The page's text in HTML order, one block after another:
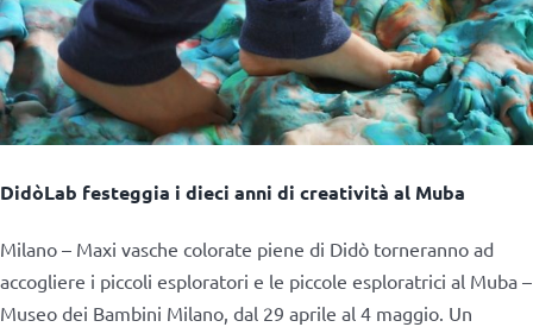
DidòLab festeggia i dieci anni di creatività al Muba
Milano – Maxi vasche colorate piene di Didò torneranno ad
accogliere i piccoli esploratori e le piccole esploratrici al Muba –
Museo dei Bambini Milano, dal 29 aprile al 4 maggio. Un